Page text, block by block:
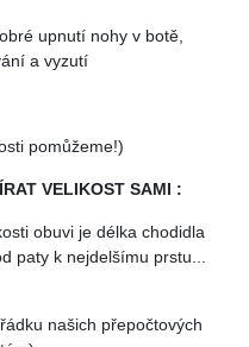
upnutí nohy v botě,
a vyzutí
pomůžeme!)
VELIKOST SAMI :
obuvi je délka chodidla
paty k nejdelšímu prstu...
našich přepočtových